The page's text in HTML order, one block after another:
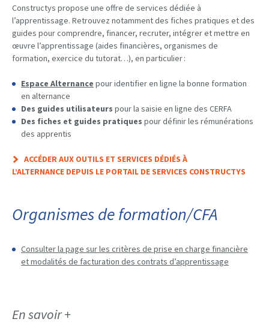
Constructys propose une offre de services dédiée à
l’apprentissage. Retrouvez notamment des fiches pratiques et des
guides pour comprendre, financer, recruter, intégrer et mettre en
œuvre l’apprentissage (aides financières, organismes de
formation, exercice du tutorat…), en particulier :
Espace Alternance pour identifier en ligne la bonne formation
en alternance
Des guides utilisateurs pour la saisie en ligne des CERFA
Des fiches et guides pratiques pour définir les rémunérations
des apprentis
ACCÉDER AUX OUTILS ET SERVICES DÉDIÉS À
L’ALTERNANCE DEPUIS LE PORTAIL DE SERVICES CONSTRUCTYS
Organismes de formation/CFA
Consulter la page sur les critères de prise en charge financière
et modalités de facturation des contrats d’apprentissage
En savoir +